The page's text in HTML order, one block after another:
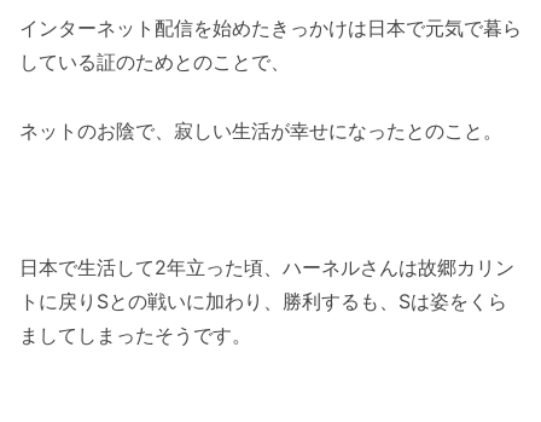
インターネット配信を始めたきっかけは日本で元気で暮ら
している証のためとのことで、
ネットのお陰で、寂しい生活が幸せになったとのこと。
日本で生活して2年立った頃、ハーネルさんは故郷カリン
トに戻りSとの戦いに加わり、勝利するも、Sは姿をくら
ましてしまったそうです。